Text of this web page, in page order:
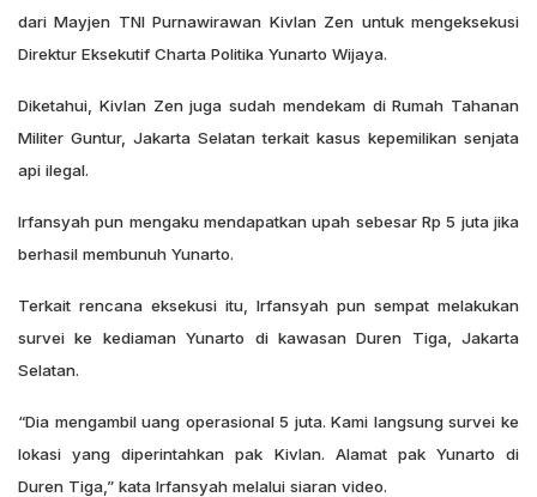
dari Mayjen TNI Purnawirawan Kivlan Zen untuk mengeksekusi
Direktur Eksekutif Charta Politika Yunarto Wijaya.
Diketahui, Kivlan Zen juga sudah mendekam di Rumah Tahanan
Militer Guntur, Jakarta Selatan terkait kasus kepemilikan senjata
api ilegal.
Irfansyah pun mengaku mendapatkan upah sebesar Rp 5 juta jika
berhasil membunuh Yunarto.
Terkait rencana eksekusi itu, Irfansyah pun sempat melakukan
survei ke kediaman Yunarto di kawasan Duren Tiga, Jakarta
Selatan.
“Dia mengambil uang operasional 5 juta. Kami langsung survei ke
lokasi yang diperintahkan pak Kivlan. Alamat pak Yunarto di
Duren Tiga,” kata Irfansyah melalui siaran video.